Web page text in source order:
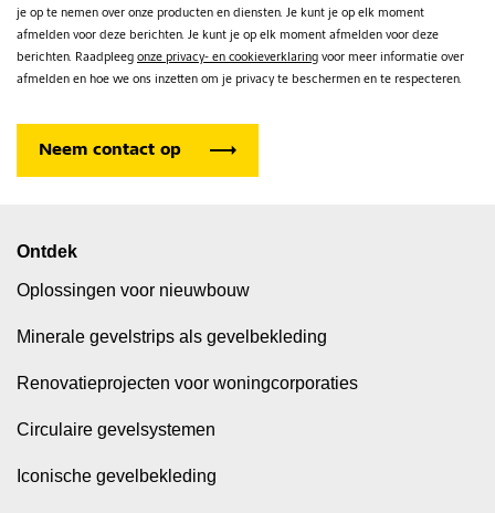
je op te nemen over onze producten en diensten. Je kunt je op elk moment
afmelden voor deze berichten. Je kunt je op elk moment afmelden voor deze
berichten. Raadpleeg onze privacy- en cookieverklaring voor meer informatie over
afmelden en hoe we ons inzetten om je privacy te beschermen en te respecteren.
Ontdek
Oplossingen voor nieuwbouw
Minerale gevelstrips als gevelbekleding
Renovatieprojecten voor woningcorporaties
Circulaire gevelsystemen
Iconische gevelbekleding